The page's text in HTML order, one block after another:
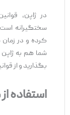
در ژاپن،
سختگیرانه
کرده و در زمان‌
شما هم به ژاپن
بگذارید و از
استفاده